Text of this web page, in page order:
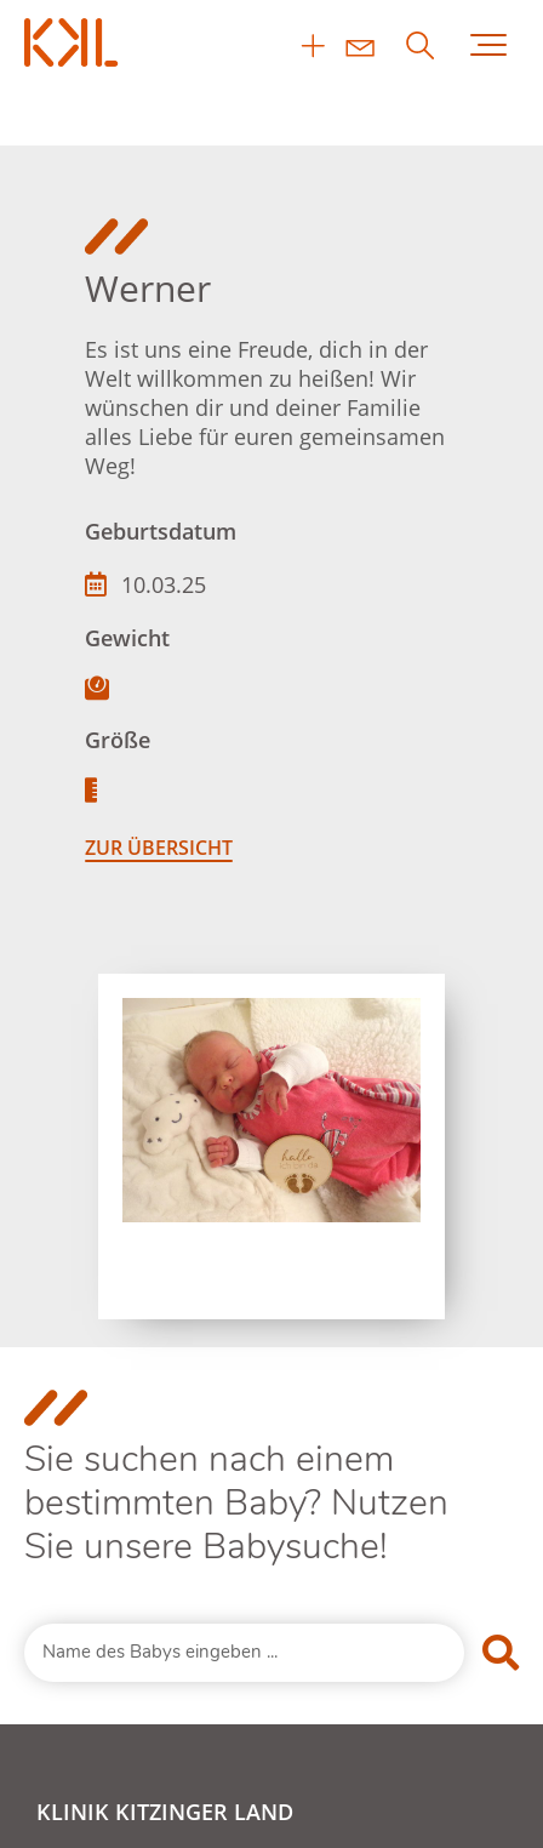
Werner
Es ist uns eine Freude, dich in der
Welt willkommen zu heißen! Wir
wünschen dir und deiner Familie
alles Liebe für euren gemeinsamen
Weg!
Geburtsdatum
10.03.25
Gewicht
Größe
ZUR ÜBERSICHT
Sie suchen nach einem
bestimmten Baby? Nutzen
Sie unsere Babysuche!
KLINIK KITZINGER LAND